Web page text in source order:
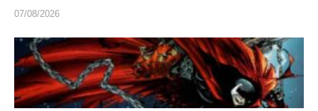
07/08/2026